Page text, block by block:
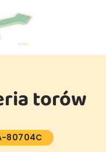
torów
80704C